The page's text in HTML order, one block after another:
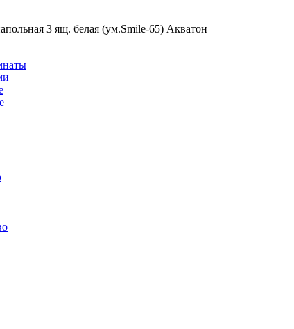
3 ящ. белая (ум.Smile-65) Акватон